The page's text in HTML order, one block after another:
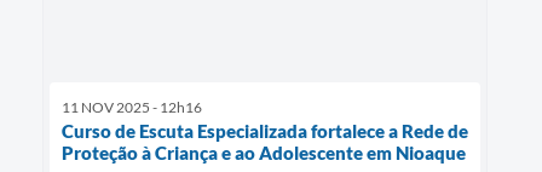
11 NOV 2025 - 12h16
Curso de Escuta Especializada fortalece a Rede de
Proteção à Criança e ao Adolescente em Nioaque